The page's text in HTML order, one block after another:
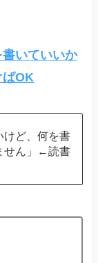
いていいか
OK
けど、何を書
せん」←読書